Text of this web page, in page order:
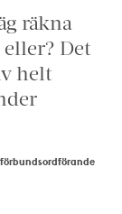
räkna
Det
helt
förbundsordförande